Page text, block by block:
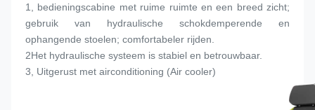
1, bedieningscabine met ruime ruimte en een breed zicht;
gebruik van hydraulische schokdemperende en
ophangende stoelen; comfortabeler rijden.
2Het hydraulische systeem is stabiel en betrouwbaar.
3, Uitgerust met airconditioning (Air cooler)